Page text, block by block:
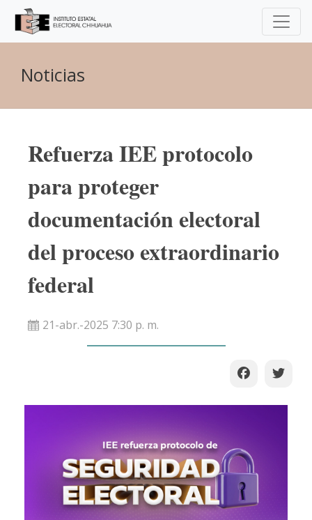
Noticias
Refuerza IEE protocolo
para proteger
documentación electoral
del proceso extraordinario
federal
21-abr.-2025 7:30 p. m.